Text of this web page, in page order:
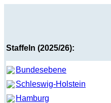
Staffeln (2025/26):
Bundesebene
Schleswig-Holstein
Hamburg